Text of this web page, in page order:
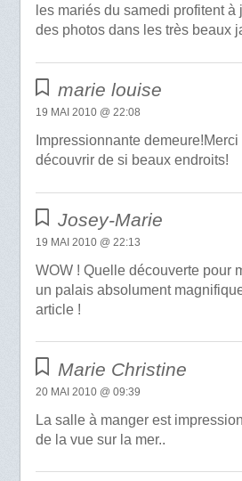
les mariés du samedi profitent à
des photos dans les très beaux
marie louise
19 MAI 2010 @ 22:08
Impressionnante
découvrir de si beaux endroits!
Josey-Marie
19 MAI 2010 @ 22:13
WOW ! Quelle découverte pour
un palais absolument
article !
Marie Christine
20 MAI 2010 @ 09:39
La salle à manger est
de la vue sur la mer..